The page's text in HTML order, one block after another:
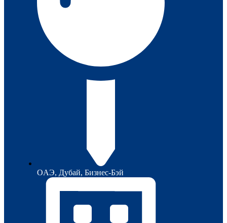
ОAЭ, Дубай, Бизнес-Бэй